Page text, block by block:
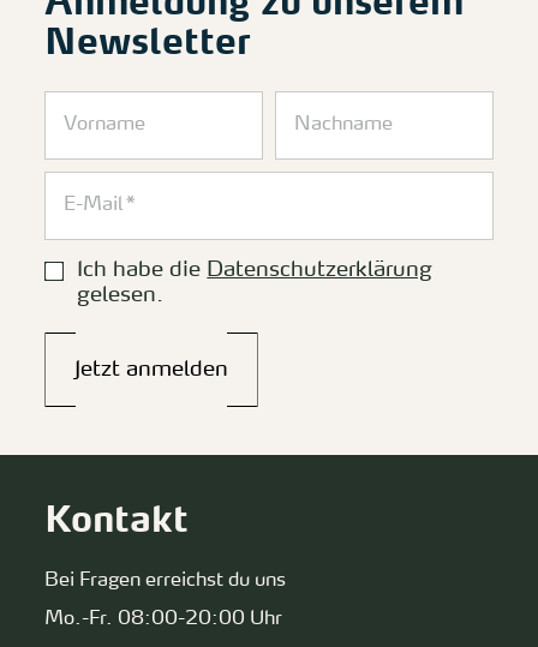
Newsletter
Ich habe die Datenschutzerklärung
gelesen.
Jetzt anmelden
Kontakt
Bei Fragen erreichst du uns
Mo.-Fr. 08:00-20:00 Uhr